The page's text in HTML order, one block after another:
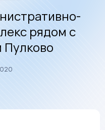
рядом с
Пулково